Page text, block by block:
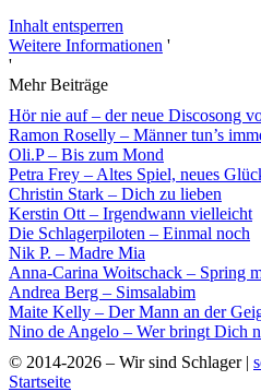
Inhalt entsperren
Weitere Informationen '
'
Mehr Beiträge
Hör nie auf – der neue Discosong
Ramon Roselly – Männer tun’s
Oli.P – Bis zum Mond
Petra Frey – Altes Spiel, neues
Christin Stark – Dich zu lieben
Kerstin Ott – Irgendwann vielleicht
Die Schlagerpiloten – Einmal noch
Nik P. – Madre Mia
Anna-Carina Woitschack – Spring
Andrea Berg – Simsalabim
Maite Kelly – Der Mann an der
Nino de Angelo – Wer bringt Dich
© 2014-2026 – Wir sind Schlager |
Startseite